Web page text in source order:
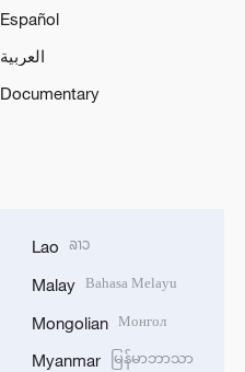
Español
العربية
Documentary
Lao ລາວ
Malay Bahasa Melayu
Mongolian Монгол
Myanmar မြန်မာဘာသာ